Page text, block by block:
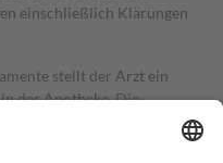
einschließlich Klärungen
stellt der Arzt ein
der Apotheke. Die
in der Regel die
Teil davon als Zuzahlung